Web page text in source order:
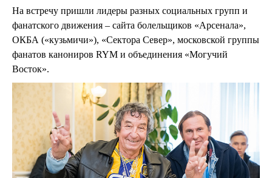
На встречу пришли лидеры разных социальных групп и
фанатского движения – сайта болельщиков «Арсенала»,
ОКБА («кузьмичи»), «Сектора Север», московской группы
фанатов канониров RYM и объединения «Могучий
Восток».